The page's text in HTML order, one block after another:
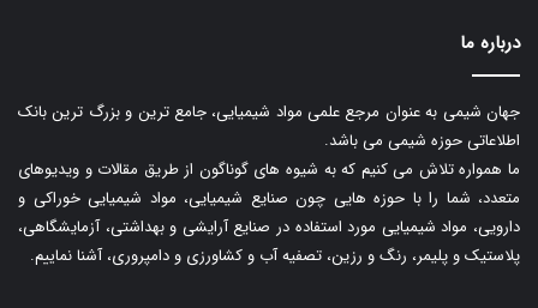
درباره ما
جهان شیمی به عنوان مرجع علمی مواد شیمیایی، جامع ترین و بزرگ ترین بانک
اطلاعاتی حوزه شیمی می باشد.
ما همواره تلاش می کنیم که به شیوه های گوناگون از طریق مقالات و ویدیوهای
متعدد، شما را با حوزه هایی چون صنایع شیمیایی، مواد شیمیایی خوراکی و
دارویی، مواد شیمیایی مورد استفاده در صنایع آرایشی و بهداشتی، آزمایشگاهی،
پلاستیک و پلیمر، رنگ و رزین، تصفیه آب و کشاورزی و دامپروری، آشنا نماییم.